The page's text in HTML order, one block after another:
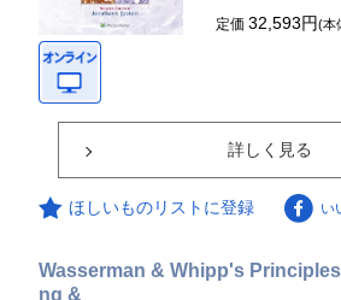
定価32,593円(本
詳しく見る
ほしいものリストに登録 い
Wasserman & Whipp's
ng &